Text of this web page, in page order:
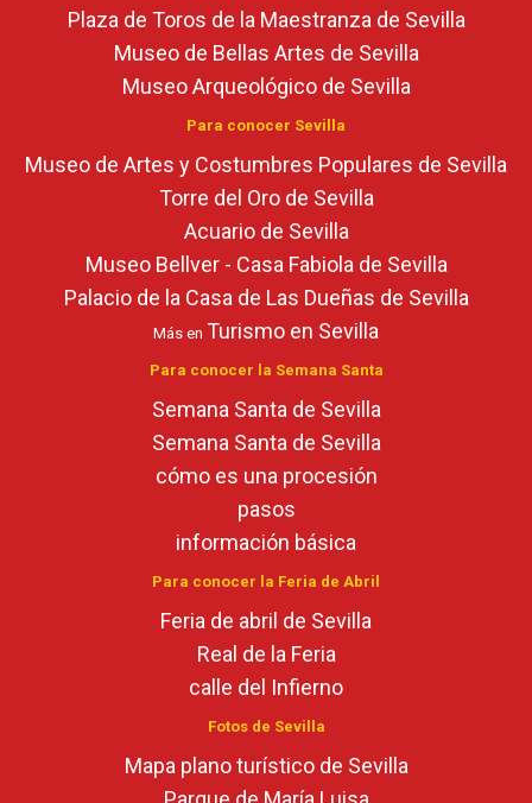
Plaza de Toros de la Maestranza de Sevilla
Museo de Bellas Artes de Sevilla
Museo Arqueológico de Sevilla
Para conocer Sevilla
Museo de Artes y Costumbres Populares de Sevilla
Torre del Oro de Sevilla
Acuario de Sevilla
Museo Bellver - Casa Fabiola de Sevilla
Palacio de la Casa de Las Dueñas de Sevilla
Más en Turismo en Sevilla
Para conocer la Semana Santa
Semana Santa de Sevilla
Semana Santa de Sevilla
cómo es una procesión
pasos
información básica
Para conocer la Feria de Abril
Feria de abril de Sevilla
Real de la Feria
calle del Infierno
Fotos de Sevilla
Mapa plano turístico de Sevilla